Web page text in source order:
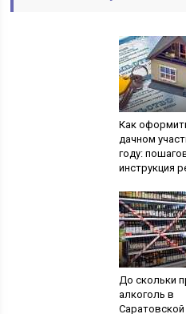
Как
дачном
году:
инструкция
До скольки
алкоголь в
Саратовской